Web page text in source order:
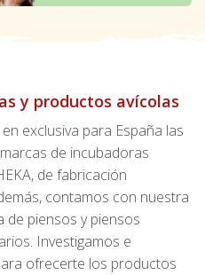
y productos avícolas
exclusiva para España las
de incubadoras
de fabricación
contamos con nuestra
de piensos y piensos
Investigamos e
ofrecerte los productos